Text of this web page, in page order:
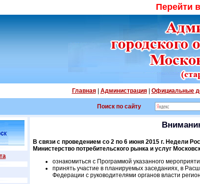
Перейти
Главная| Администрация| Официальные
Поиск по сайту
В связи с проведением со 2 по 6 июня 2015 г. Недели
Министерство потребительского рынка и услуг
ознакомиться с Программой указанного
принять участие в планируемых заседаниях, в
Федерации с руководителями органов власти